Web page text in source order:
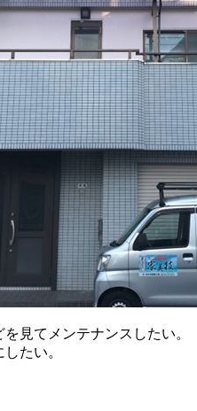
見てメンテナンスしたい。
たい。